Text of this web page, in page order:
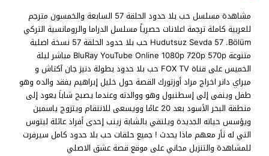
مشاهدة مسلسل حب بلا حدود الحلقة 57 السابعة والخمسون مترجم
للعربية كاملة ترجمة اعلانات حصرياً مسلسل الدراما والرومانسية التركي
Hudutsuz Sevda 57 .Bölüm حب بلا حدود الحلقة 57 نسخة اصلية
متنوعة BluRay YouTube Online 1080p 720p 570p مباشر ليلة
الخميس على قناة FOX TV حب بلا حدود بطولة دنیز جان آکتاش و
ميراي دانر اخراج مراد أوزتورك القصة حول خليل إبراهيم يفقد والده وهو
طفل وينفى إلى إسطنبول وهو ووالدته وعندما يصبح شاباَ يعود إلى
منطقة البحر الأسود بعد 20 عامًا وويسعى للانتقام ويتزوج ياسمين
ويؤسس حياته الجديدة ويلتقي بالشابة زينب إحدى أفراد عائلة ليتوس
التي له ثأر معهم ماذا يحدث ! جميع حلقات حب بلا حدود كامل سيرفرت
للمشاهدة والتنزيل مجاني على موقع قصة عشق الاصلي